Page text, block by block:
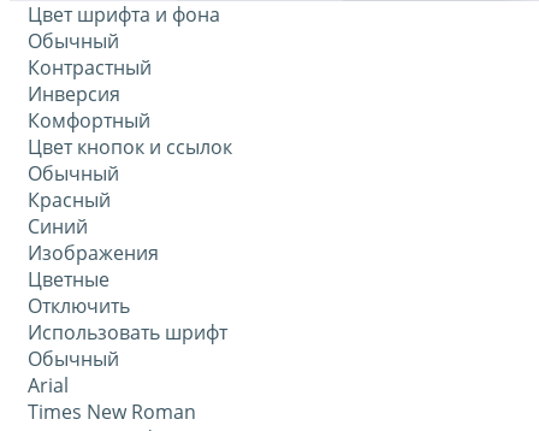
Цвет шрифта и фона
Обычный
Контрастный
Инверсия
Комфортный
Цвет кнопок и ссылок
Обычный
Красный
Синий
Изображения
Цветные
Отключить
Использовать шрифт
Обычный
Arial
Times New Roman